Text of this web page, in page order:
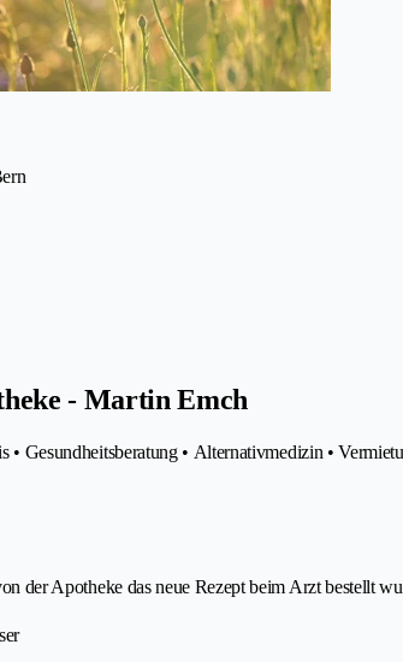
- Martin Emch
• Gesundheitsberatung • Alternativmedizin •
der Apotheke das neue Rezept beim Arzt bestellt